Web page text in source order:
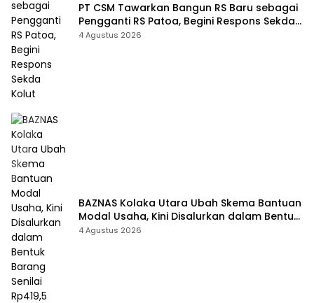
PT CSM Tawarkan Bangun RS Baru sebagai
Pengganti RS Patoa, Begini Respons Sekda
Kolut
4 Agustus 2026
BAZNAS Kolaka Utara Ubah Skema Bantuan
Modal Usaha, Kini Disalurkan dalam Bentuk
Barang Senilai Rp419,5 Juta
4 Agustus 2026